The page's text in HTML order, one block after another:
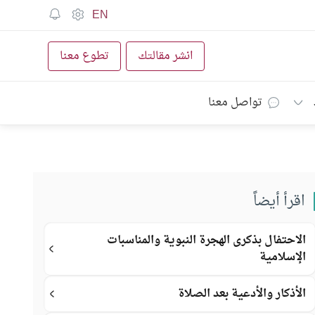
EN
انشر مقالتك تطوع معنا
تواصل معنا
اقرأ أيضاً
الاحتفال بذكرى الهجرة النبوية والمناسبات
الإسلامية
الأذكار والأدعية بعد الصلاة